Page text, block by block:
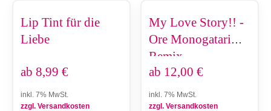
Lip Tint für die
Liebe
ab 8,99 €
inkl. 7% MwSt.
zzgl. Versandkosten
My Love Story!! -
Ore Monogatari
Remix
ab 12,00 €
inkl. 7% MwSt.
zzgl. Versandkosten